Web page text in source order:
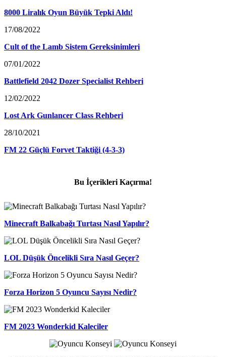
8000 Liralık Oyun Büyük Tepki Aldı!
17/08/2022
Cult of the Lamb Sistem Gereksinimleri
07/01/2022
Battlefield 2042 Dozer Specialist Rehberi
12/02/2022
Lost Ark Gunlancer Class Rehberi
28/10/2021
FM 22 Güçlü Forvet Taktiği (4-3-3)
Bu İçerikleri Kaçırma!
Minecraft Balkabağı Turtası Nasıl Yapılır?
LOL Düşük Öncelikli Sıra Nasıl Geçer?
Forza Horizon 5 Oyuncu Sayısı Nedir?
FM 2023 Wonderkid Kaleciler